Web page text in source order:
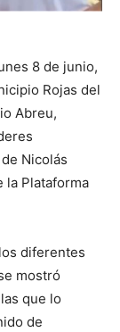
8 de junio,
Rojas del
Abreu,
Nicolás
la Plataforma
diferentes
mostró
que lo
de